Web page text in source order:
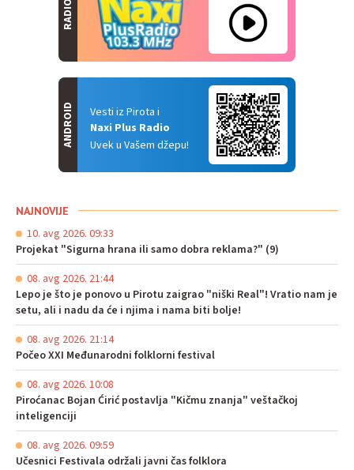
RADIO
Vesti iz Pirota i
Naxi Plus Radio
Uvek u Vašem džepu!
ANDROID
NAJNOVIJE
10. avg 2026. 09:33
Projekat "Sigurna hrana ili samo dobra reklama?" (9)
08. avg 2026. 21:44
Lepo je što je ponovo u Pirotu zaigrao "niški Real"! Vratio nam je
setu, ali i nadu da će i njima i nama biti bolje!
08. avg 2026. 21:14
Počeo XXI Međunarodni folklorni festival
08. avg 2026. 10:08
Piroćanac Bojan Ćirić postavlja "Kičmu znanja" veštačkoj
inteligenciji
08. avg 2026. 09:59
Učesnici Festivala održali javni čas folklora